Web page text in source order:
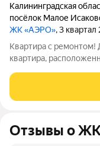
Калининградская
посёлок Малое
ЖК «АЭРО», 3 квартал
Квартира с ремонтом!
квартира,
40,39 кв.м., комната-
Автономное газовое
Отзывы о